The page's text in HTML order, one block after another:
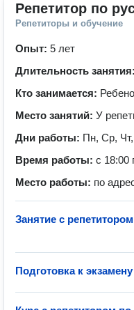
Репетитор по
Репетиторы и обучение
Опыт: 5 лет
Длительность занятия:
Кто занимается:
Место занятий: У
Дни работы: Пн, Ср,
Время работы: с 18:00
Место работы: по
Занятие с
Подготовка к